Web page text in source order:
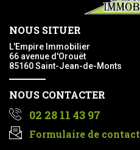
NOUS SITUER
L'Empire Immobilier
66 avenue d'Orouët
85160 Saint-Jean-de-Monts
NOUS CONTACTER
02 28 11 43 97
Formulaire de contact